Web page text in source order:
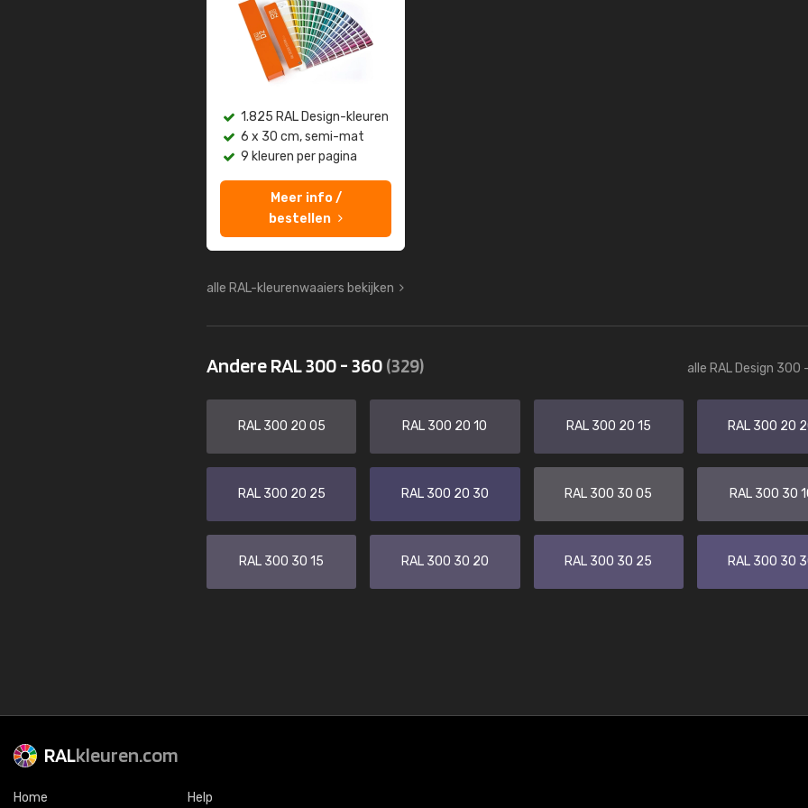
1.825 RAL Design-kleuren
6 x 30 cm, semi-mat
9 kleuren per pagina
Meer info /
bestellen
alle RAL-kleurenwaaiers bekijken
Andere RAL 300 - 360(329) alle RAL Design 300
RAL 300 20 05 RAL 300 20 10 RAL 300 20 15 RAL 300 20
RAL 300 20 25 RAL 300 20 30 RAL 300 30 05 RAL 300 30
RAL 300 30 15 RAL 300 30 20 RAL 300 30 25 RAL 300 30
RALkleuren.com
Home Help